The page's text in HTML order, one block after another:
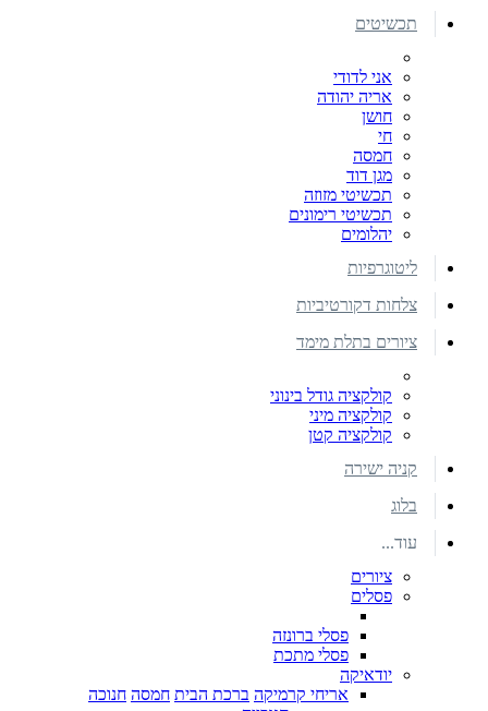
תכשיטים
אני לדודי
אריה יהודה
חושן
חי
חמסה
מגן דוד
תכשיטי מזוזה
תכשיטי רימונים
יהלומים
ליטוגרפיות
צלחות דקורטיביות
ציורים בתלת מימד
קולקציה גודל בינוני
קולקציה מיני
קולקציה קטן
קניה ישירה
בלוג
עוד...
ציורים
פסלים
פסלי ברונזה
פסלי מתכת
יודאיקה
אריחי קרמיקה ברכת הבית חמסה חנוכה